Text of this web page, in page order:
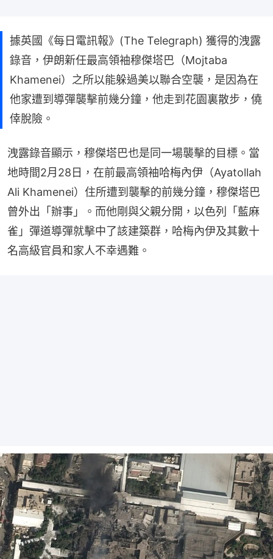
據英國《每日電訊報》(The Telegraph) 獲得的洩露
錄音，伊朗新任最高領袖穆傑塔巴（Mojtaba
Khamenei）之所以能躲過美以聯合空襲，是因為在
他家遭到導彈襲擊前幾分鐘，他走到花園裏散步，僥
倖脫險。
洩露錄音顯示，穆傑塔巴也是同一場襲擊的目標。當
地時間2月28日，在前最高領袖哈梅內伊（Ayatollah
Ali Khamenei）住所遭到襲擊的前幾分鐘，穆傑塔巴
曾外出「辦事」。而他剛與父親分開，以色列「藍麻
雀」彈道導彈就擊中了該建築群，哈梅內伊及其數十
名高級官員和家人不幸遇難。